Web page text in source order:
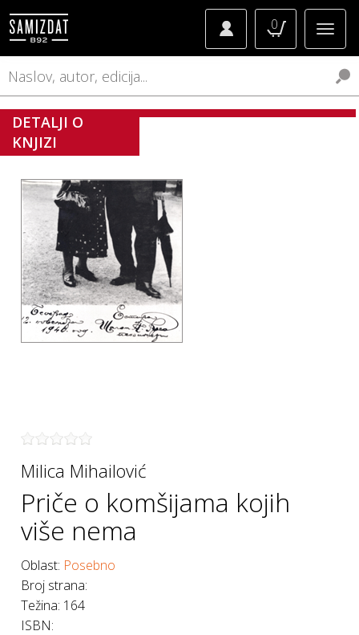
0
DETALJI O
KNJIZI
Milica Mihailović
Priče o komšijama kojih
više nema
Oblast: Posebno
Broj strana:
Težina: 164
ISBN: